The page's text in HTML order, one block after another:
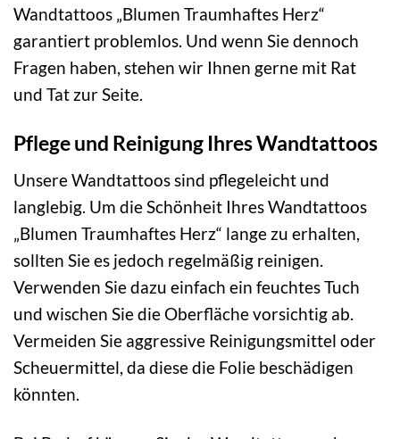
Wandtattoos „Blumen Traumhaftes Herz“
garantiert problemlos. Und wenn Sie dennoch
Fragen haben, stehen wir Ihnen gerne mit Rat
und Tat zur Seite.
Pflege und Reinigung Ihres Wandtattoos
Unsere Wandtattoos sind pflegeleicht und
langlebig. Um die Schönheit Ihres Wandtattoos
„Blumen Traumhaftes Herz“ lange zu erhalten,
sollten Sie es jedoch regelmäßig reinigen.
Verwenden Sie dazu einfach ein feuchtes Tuch
und wischen Sie die Oberfläche vorsichtig ab.
Vermeiden Sie aggressive Reinigungsmittel oder
Scheuermittel, da diese die Folie beschädigen
könnten.